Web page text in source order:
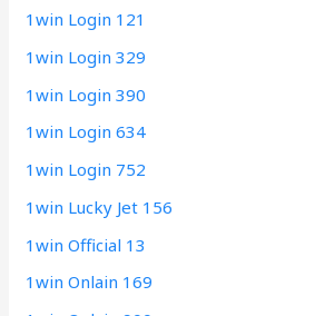
1win Login 121
1win Login 329
1win Login 390
1win Login 634
1win Login 752
1win Lucky Jet 156
1win Official 13
1win Onlain 169